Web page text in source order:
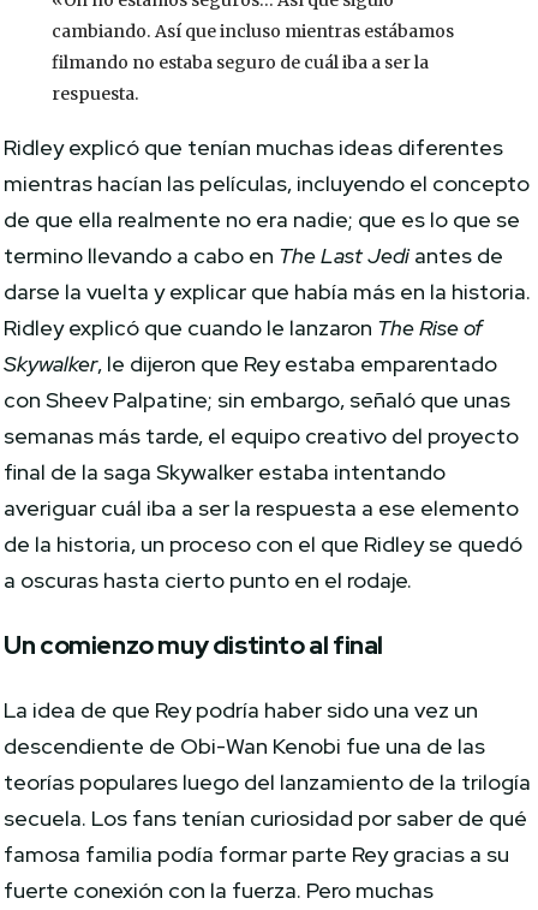
cambiando. Así que incluso mientras estábamos
filmando no estaba seguro de cuál iba a ser la
respuesta.
Ridley explicó que tenían muchas ideas diferentes
mientras hacían las películas, incluyendo el concepto
de que ella realmente no era nadie; que es lo que se
termino llevando a cabo en The Last Jediantes de
darse la vuelta y explicar que había más en la historia.
Ridley explicó que cuando le lanzaron The Rise of
Skywalker, le dijeron que Rey estaba emparentado
con Sheev Palpatine; sin embargo, señaló que unas
semanas más tarde, el equipo creativo del proyecto
final de la saga Skywalker estaba intentando
averiguar cuál iba a ser la respuesta a ese elemento
de la historia, un proceso con el que Ridley se quedó
a oscuras hasta cierto punto en el rodaje.
Un comienzo muy distinto al final
La idea de que Rey podría haber sido una vez un
descendiente de Obi-Wan Kenobi fue una de las
teorías populares luego del lanzamiento de la trilogía
secuela. Los fans tenían curiosidad por saber de qué
famosa familia podía formar parte Rey gracias a su
fuerte conexión con la fuerza. Pero muchas